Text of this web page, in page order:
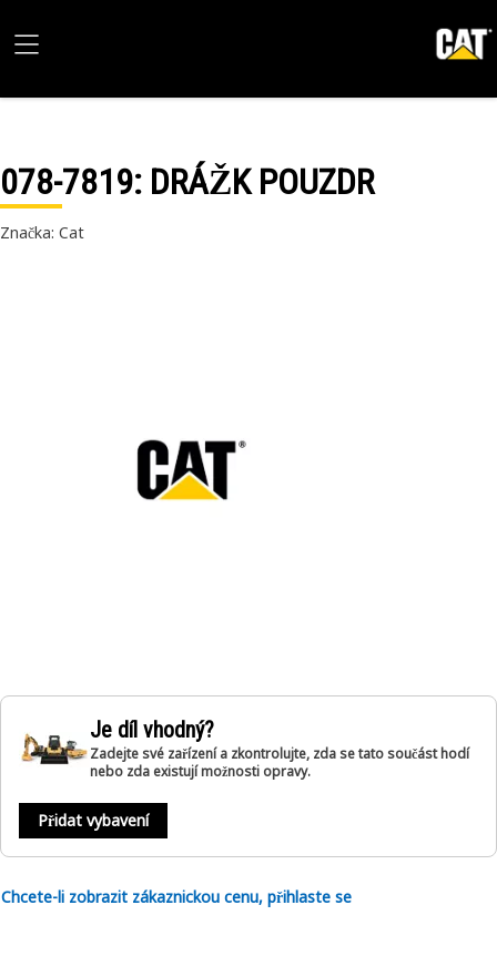
078-7819: DRÁŽK POUZDR
Značka: Cat
Je díl vhodný?
Zadejte své zařízení a zkontrolujte, zda se tato součást hodí
nebo zda existují možnosti opravy.
Přidat vybavení
Chcete-li zobrazit zákaznickou cenu, přihlaste se